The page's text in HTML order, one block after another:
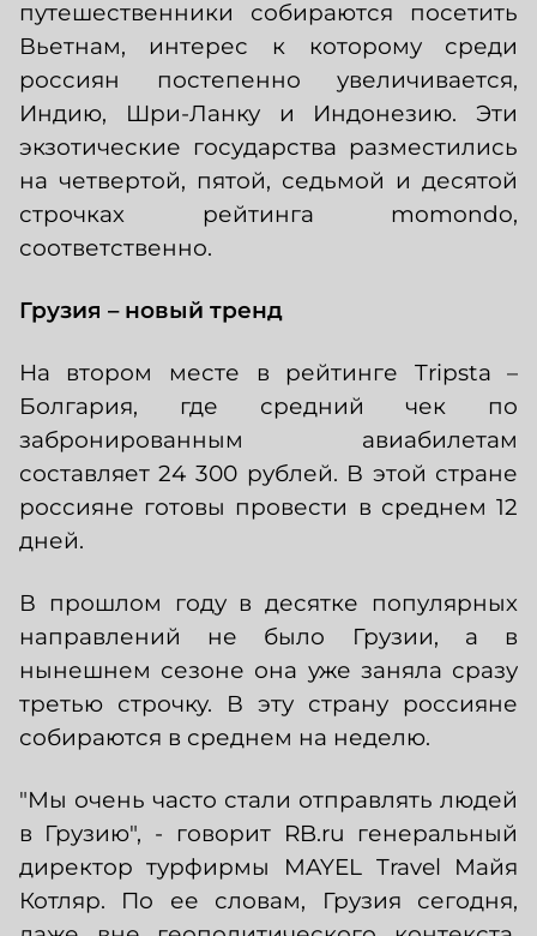
путешественники собираются посетить
Вьетнам, интерес к которому среди
россиян постепенно увеличивается,
Индию, Шри-Ланку и Индонезию. Эти
экзотические государства разместились
на четвертой, пятой, седьмой и десятой
строчках рейтинга momondo,
соответственно.
Грузия – новый тренд
На втором месте в рейтинге Tripsta –
Болгария, где средний чек по
забронированным авиабилетам
составляет 24 300 рублей. В этой стране
россияне готовы провести в среднем 12
дней.
В прошлом году в десятке популярных
направлений не было Грузии, а в
нынешнем сезоне она уже заняла сразу
третью строчку. В эту страну россияне
собираются в среднем на неделю.
"Мы очень часто стали отправлять людей
в Грузию", - говорит RB.ru генеральный
директор турфирмы MAYEL Travel Майя
Котляр. По ее словам, Грузия сегодня,